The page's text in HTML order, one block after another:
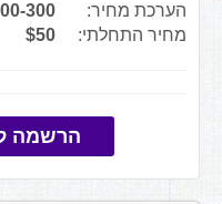
הערכת מחיר: 300
מחיר התחלתי:
$50
הרשמה